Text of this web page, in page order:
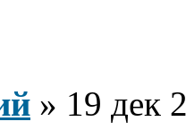
» 19 дек